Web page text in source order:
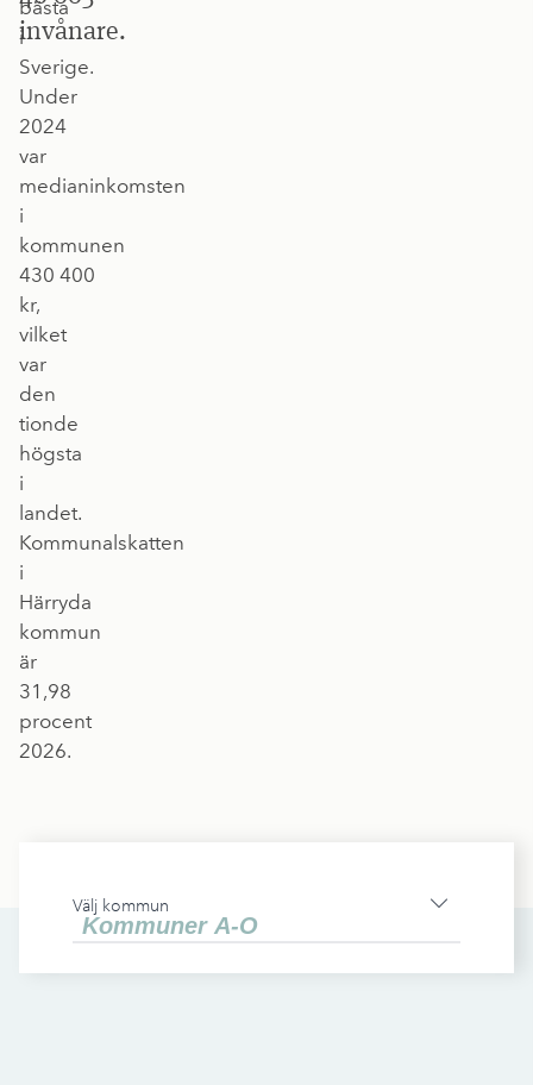
invånare.
bästa
i
Sverige.
Under
2024
var
medianinkomsten
i
kommunen
430 400
kr,
vilket
var
den
tionde
högsta
i
landet.
Kommunalskatten
i
Härryda
kommun
är
31,98
procent
2026.
Välj kommun